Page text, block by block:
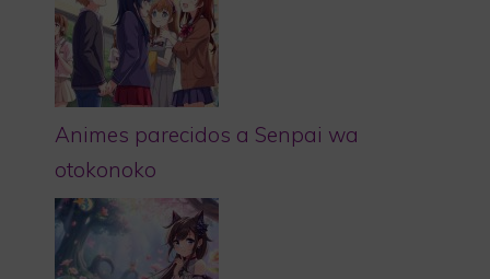
Animes parecidos a Senpai wa
otokonoko